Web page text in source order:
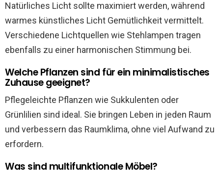
Natürliches Licht sollte maximiert werden, während
warmes künstliches Licht Gemütlichkeit vermittelt.
Verschiedene Lichtquellen wie Stehlampen tragen
ebenfalls zu einer harmonischen Stimmung bei.
Welche Pflanzen sind für ein minimalistisches
Zuhause geeignet?
Pflegeleichte Pflanzen wie Sukkulenten oder
Grünlilien sind ideal. Sie bringen Leben in jeden Raum
und verbessern das Raumklima, ohne viel Aufwand zu
erfordern.
Was sind multifunktionale Möbel?